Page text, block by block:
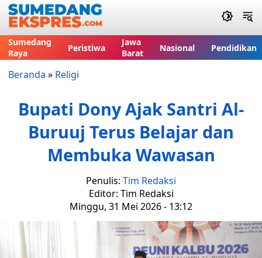
Sumedang
Raya
Peristiwa
Jawa
Barat
Nasional Pendidikan
Beranda » Religi
Bupati Dony Ajak Santri Al-
Buruuj Terus Belajar dan
Membuka Wawasan
Penulis: Tim Redaksi
Editor: Tim Redaksi
Minggu, 31 Mei 2026 - 13:12